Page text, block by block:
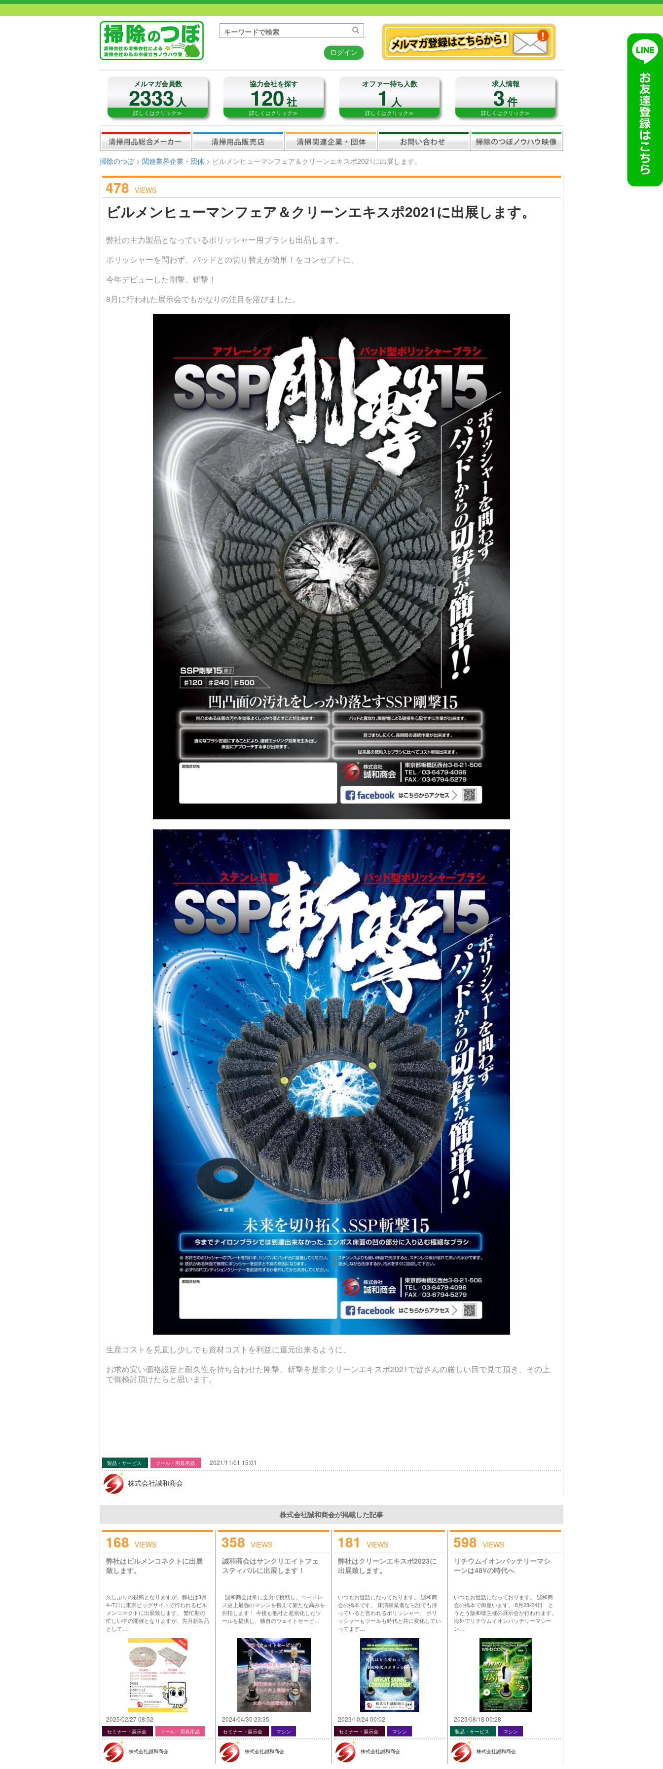
ログイン
メルマガ会員数
2333人
詳しくはクリック≫
協力会社を探す
120社
詳しくはクリック≫
オファー待ち人数
1人
詳しくはクリック≫
求人情報
3件
詳しくはクリック≫
掃除のつぼ> 関連業界企業・団体 > ビルメンヒューマンフェア＆クリーンエキスポ2021に出展します。
478 VIEWS
ビルメンヒューマンフェア＆クリーンエキスポ2021に出展します。
弊社の主力製品となっているポリッシャー用ブラシも出品します。
ポリッシャーを問わず、パッドとの切り替えが簡単！をコンセプトに、
今年デビューした剛撃、斬撃！
8月に行われた展示会でもかなりの注目を浴びました。
生産コストを見直し少しでも資材コストを利益に還元出来るように、
お求め安い価格設定と耐久性を持ち合わせた剛撃、斬撃を是非クリーンエキスポ2021で皆さんの厳しい目で見て頂き、その上
で御検討頂けたらと思います。
製品・サービス ツール・用具用品 2021/11/01 15:01
株式会社誠和商会
株式会社誠和商会が掲載した記事
168 VIEWS
弊社はビルメンコネクトに出展
致します。
久しぶりの投稿となりますが、弊社は3月
4~7日に東京ビッグサイトで行われるビル
メンコネクトに出展致します。 繁忙期の
忙しい中の開催となりますが、先月新製品
として…
2025/02/27 08:52
セミナー・展示会 ツール・用具用品
株式会社誠和商会
358 VIEWS
誠和商会はサンクリエイトフェ
スティバルに出展します！
誠和商会は常に全力で挑戦し、コードレ
ス史上最強のマシンを携えて新たな高みを
目指します！ 今後も他社と差別化したツ
ールを提供し、独自のウェイトセービ…
2024/04/30 23:35
セミナー・展示会 マシン
株式会社誠和商会
181
VIEWS
弊社はクリーンエキスポ2023に
出展致します。
いつもお世話になっております。 誠和商
会の橋本です。 床清掃業者なら誰でも持
っていると言われるポリッシャー。 ポリ
ッシャーもツールも時代と共に変化してい
ってます…
2023/10/24 00:02
セミナー・展示会 マシン
株式会社誠和商会
598 VIEWS
リチウムイオンバッテリーマシ
ーンは48Vの時代へ
いつもお世話になっております。 誠和商
会の橋本で御座います。 8月23-24日 と
うとう阪和様主催の展示会が行われます。
海外でリチウムイオンバッテリーマシー
ン…
2023/08/18 00:28
製品・サービス マシン
株式会社誠和商会